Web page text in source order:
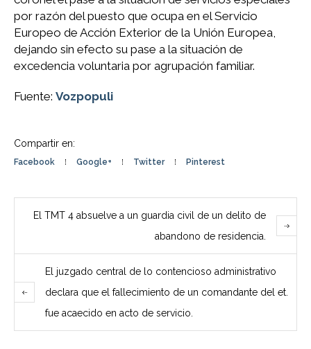
por razón del puesto que ocupa en el Servicio
Europeo de Acción Exterior de la Unión Europea,
dejando sin efecto su pase a la situación de
excedencia voluntaria por agrupación familiar.
Fuente: Vozpopuli
Compartir en:
Facebook Google+ Twitter Pinterest
El TMT 4 absuelve a un guardia civil de un delito de
abandono de residencia.
El juzgado central de lo contencioso administrativo
declara que el fallecimiento de un comandante del et.
fue acaecido en acto de servicio.